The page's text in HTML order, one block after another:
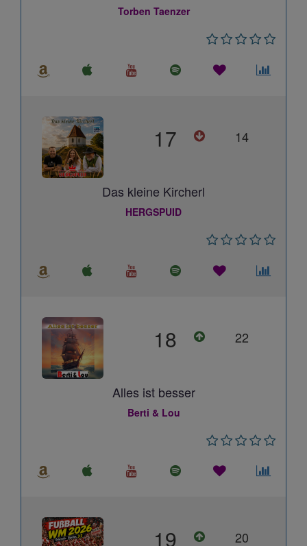
Torben Taenzer
17 14
Das kleine Kircherl
HERGSPUID
18 22
Alles ist besser
Berti & Lou
19 20